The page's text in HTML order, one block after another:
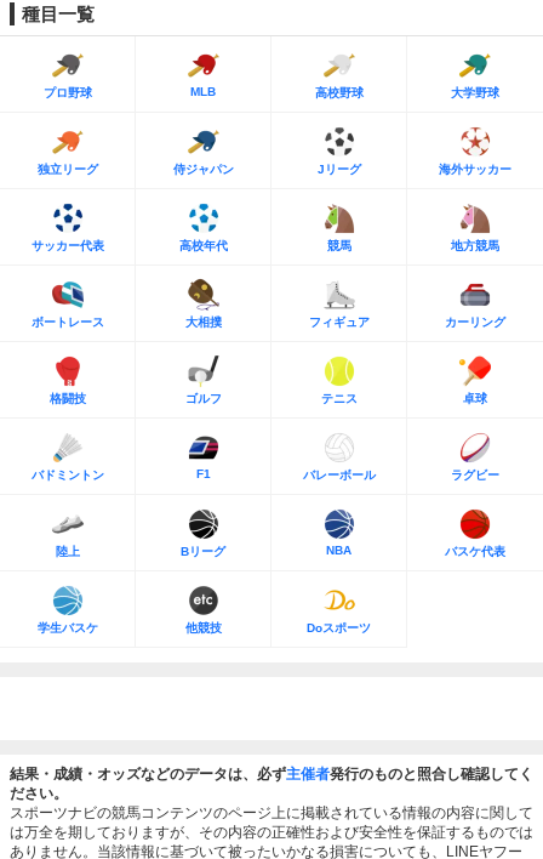
種目一覧
プロ野球 MLB 高校野球 大学野球
独立リーグ 侍ジャパン Jリーグ 海外サッカー
サッカー代表 高校年代 競馬 地方競馬
ボートレース 大相撲 フィギュア カーリング
格闘技 ゴルフ テニス 卓球
バドミントン F1 バレーボール ラグビー
陸上 Bリーグ NBA バスケ代表
学生バスケ 他競技 Doスポーツ
結果・成績・オッズなどのデータは、必ず主催者発行のものと照合し確認してく
ださい。
スポーツナビの競馬コンテンツのページ上に掲載されている情報の内容に関して
は万全を期しておりますが、その内容の正確性および安全性を保証するものでは
ありません。当該情報に基づいて被ったいかなる損害についても、LINEヤフー